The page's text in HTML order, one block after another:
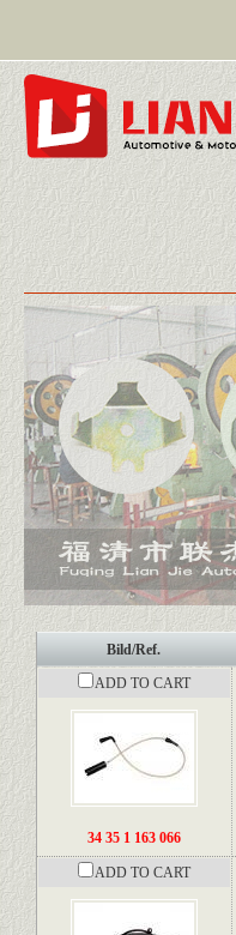
Bild/Ref.
ADD TO CART
34 35 1 163 066
ADD TO CART